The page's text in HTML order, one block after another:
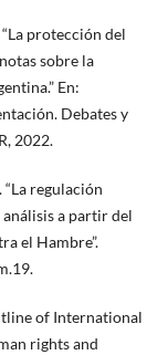
protección del
sobre la
En:
Debates y
2022.
regulación
a partir del
el Hambre”.
of International
rights and